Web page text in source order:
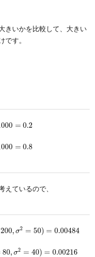
きいかを比較して、大きい
です。
= 0.2
=0.2
= 0.8
=0.8
えているので、
200, σ2 = 50) = 0.00484
=50 =0.00484
80, σ2 = 40) = 0.00216
40 0.00216